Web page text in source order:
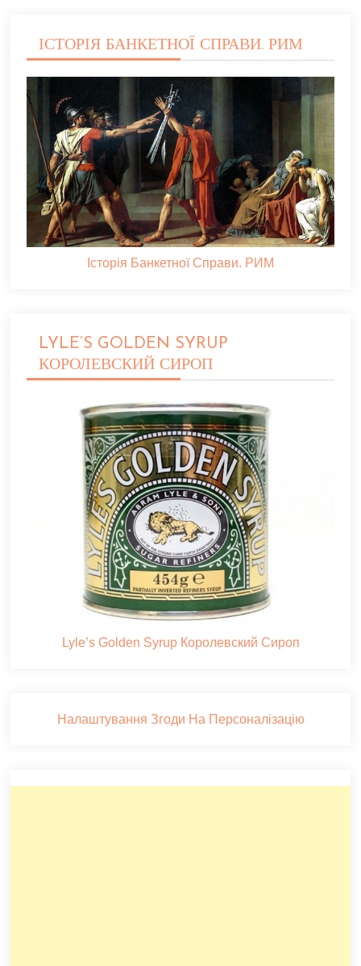
ІСТОРІЯ БАНКЕТНОЇ СПРАВИ. РИМ
Історія Банкетної Справи. РИМ
LYLE’S GOLDEN SYRUP
КОРОЛЕВСКИЙ СИРОП
Lyle’s Golden Syrup Королевский Сироп
Налаштування Згоди На Персоналізацію